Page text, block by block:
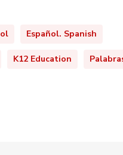
Español. Spanish
K12 Education